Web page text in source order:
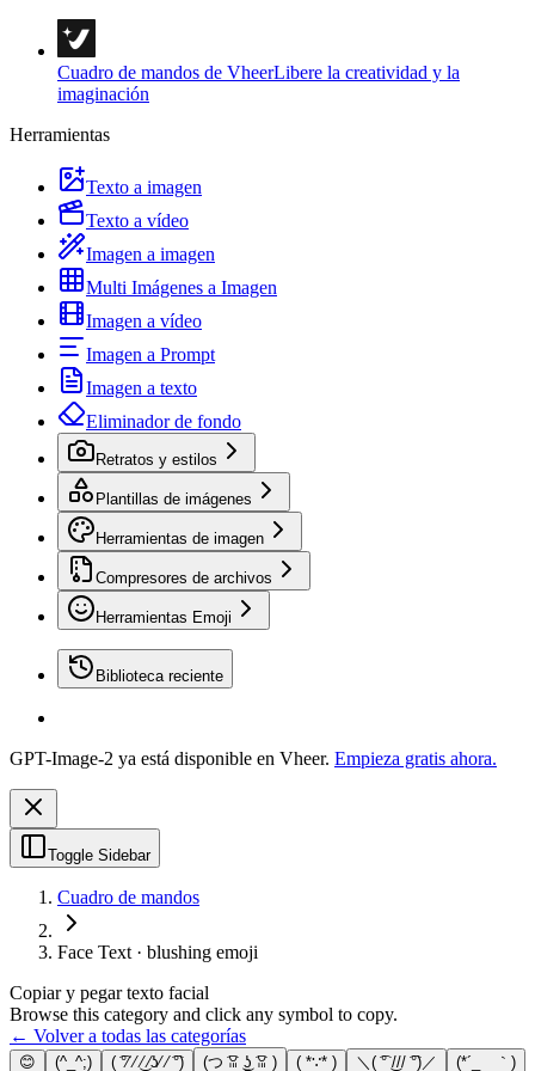
Cuadro de mandos de VheerLibere la creatividad y la
imaginación
Herramientas
Texto a imagen
Texto a vídeo
Imagen a imagen
Multi Imágenes a Imagen
Imagen a vídeo
Imagen a Prompt
Imagen a texto
Eliminador de fondo
Retratos y estilos
Plantillas de imágenes
Herramientas de imagen
Compresores de archivos
Herramientas Emoji
Biblioteca reciente
GPT-Image-2 ya está disponible en Vheer. Empieza gratis ahora.
Toggle Sidebar
Cuadro de mandos
Face Text · blushing emoji
Copiar y pegar texto facial
Browse this category and click any symbol to copy.
← Volver a todas las categorías
😊 (^_^;) ( ͡°⁄ ⁄ ͜⁄ ⁄ʖ⁄ ⁄ ͡°) (つ ͡ꈍ ͜ʖ̫ ͡ꈍ ) ( *∵* ) ＼( ͡° ͜/// ͡°)／ (*´_ゝ｀)